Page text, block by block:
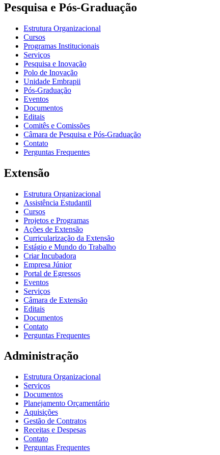
Pesquisa e Pós-Graduação
Estrutura Organizacional
Cursos
Programas Institucionais
Serviços
Pesquisa e Inovação
Polo de Inovação
Unidade Embrapii
Pós-Graduação
Eventos
Documentos
Editais
Comitês e Comissões
Câmara de Pesquisa e Pós-Graduação
Contato
Perguntas Frequentes
Extensão
Estrutura Organizacional
Assistência Estudantil
Cursos
Projetos e Programas
Ações de Extensão
Curricularização da Extensão
Estágio e Mundo do Trabalho
Criar Incubadora
Empresa Júnior
Portal de Egressos
Eventos
Serviços
Câmara de Extensão
Editais
Documentos
Contato
Perguntas Frequentes
Administração
Estrutura Organizacional
Serviços
Documentos
Planejamento Orçamentário
Aquisições
Gestão de Contratos
Receitas e Despesas
Contato
Perguntas Frequentes